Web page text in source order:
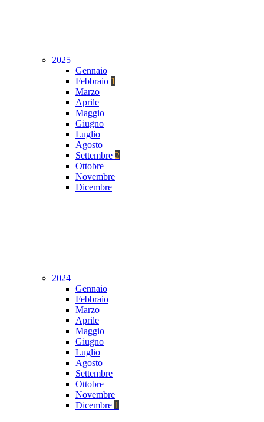
2025
Gennaio
Febbraio 1
Marzo
Aprile
Maggio
Giugno
Luglio
Agosto
Settembre 2
Ottobre
Novembre
Dicembre
2024
Gennaio
Febbraio
Marzo
Aprile
Maggio
Giugno
Luglio
Agosto
Settembre
Ottobre
Novembre
Dicembre 1